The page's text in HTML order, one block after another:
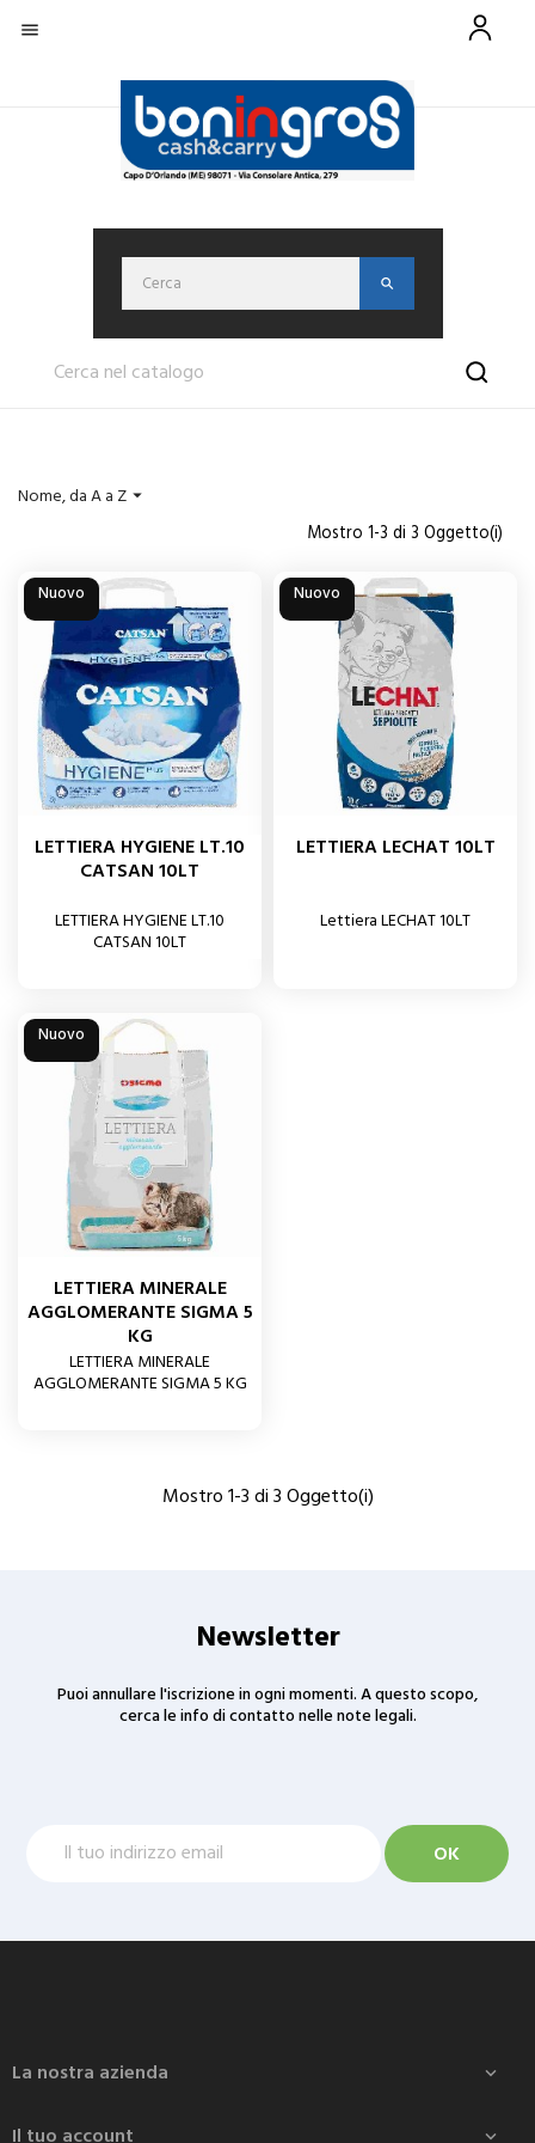

Nome, da A a Z 
Mostro 1-3 di 3 Oggetto(i)
Nuovo
LETTIERA HYGIENE LT.10
CATSAN 10LT
LETTIERA HYGIENE LT.10
CATSAN 10LT
Nuovo
LETTIERA LECHAT 10LT
Lettiera LECHAT 10LT
Nuovo
LETTIERA MINERALE
AGGLOMERANTE SIGMA 5
KG
LETTIERA MINERALE
AGGLOMERANTE SIGMA 5 KG
Mostro 1-3 di 3 Oggetto(i)
Newsletter
Puoi annullare l'iscrizione in ogni momenti. A questo scopo,
cerca le info di contatto nelle note legali.
La nostra azienda 
